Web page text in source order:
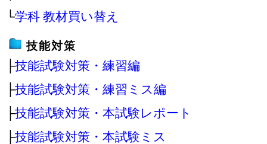
└学科 教材買い替え
技能対策
├技能試験対策・練習編
├技能試験対策・練習ミス編
├技能試験対策・本試験レポート
├技能試験対策・本試験ミス